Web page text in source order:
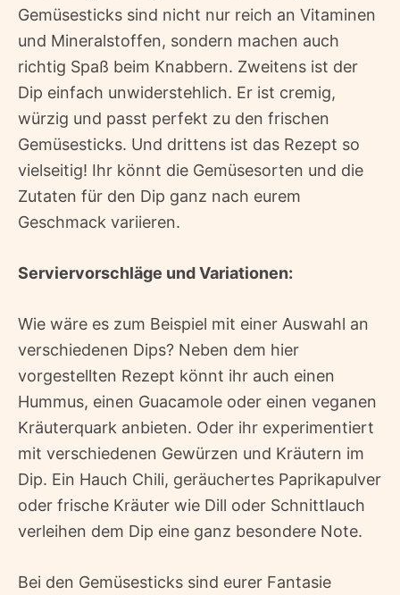
Gemüsesticks sind nicht nur reich an Vitaminen
und Mineralstoffen, sondern machen auch
richtig Spaß beim Knabbern. Zweitens ist der
Dip einfach unwiderstehlich. Er ist cremig,
würzig und passt perfekt zu den frischen
Gemüsesticks. Und drittens ist das Rezept so
vielseitig! Ihr könnt die Gemüsesorten und die
Zutaten für den Dip ganz nach eurem
Geschmack variieren.
Serviervorschläge und Variationen:
Wie wäre es zum Beispiel mit einer Auswahl an
verschiedenen Dips? Neben dem hier
vorgestellten Rezept könnt ihr auch einen
Hummus, einen Guacamole oder einen veganen
Kräuterquark anbieten. Oder ihr experimentiert
mit verschiedenen Gewürzen und Kräutern im
Dip. Ein Hauch Chili, geräuchertes Paprikapulver
oder frische Kräuter wie Dill oder Schnittlauch
verleihen dem Dip eine ganz besondere Note.
Bei den Gemüsesticks sind eurer Fantasie